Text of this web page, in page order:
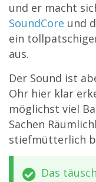
und er macht
SoundCore und
ein
aus.
Der Sound ist
Ohr hier klar
möglichst viel
Sachen
stiefmütterlich
Das